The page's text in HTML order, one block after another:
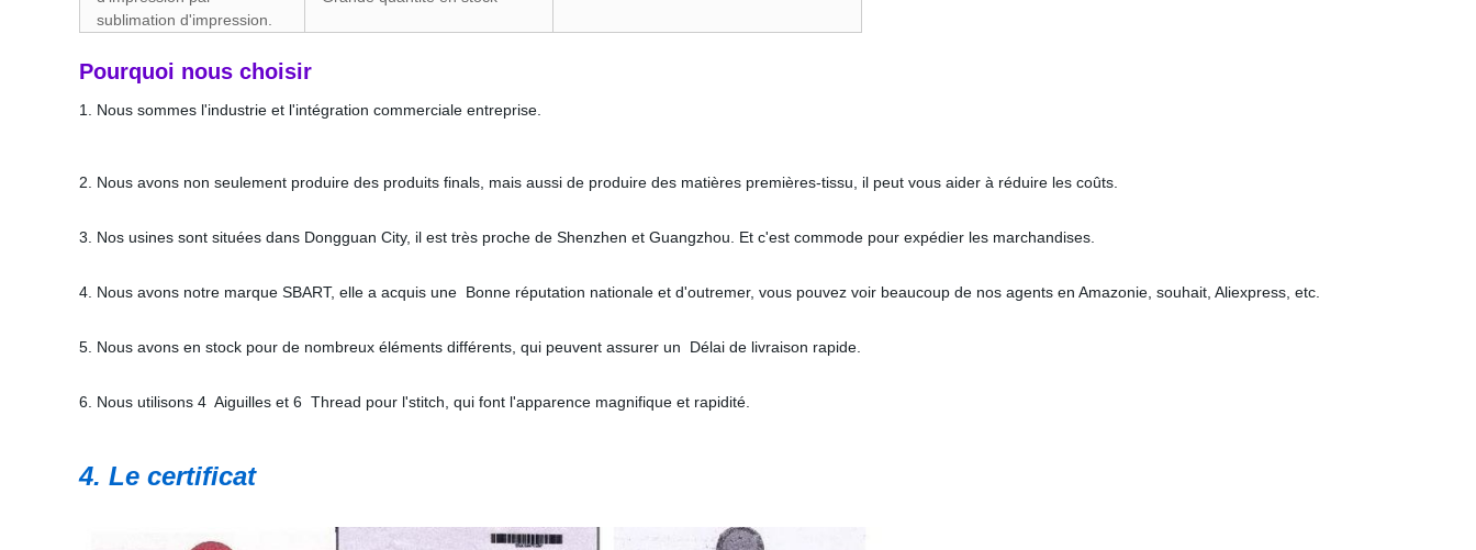
sublimation d'impression.
Pourquoi nous choisir
1. Nous sommes l'industrie et l'intégration commerciale entreprise.
2. Nous avons non seulement produire des produits finals, mais aussi de produire des matières premières-tissu, il peut vous aider à réduire les coûts.
3. Nos usines sont situées dans Dongguan City, il est très proche de Shenzhen et Guangzhou. Et c'est commode pour expédier les marchandises.
4. Nous avons notre marque SBART, elle a acquis une Bonne réputation nationale et d'outremer, vous pouvez voir beaucoup de nos agents en Amazonie, souhait, Aliexpress, etc.
5. Nous avons en stock pour de nombreux éléments différents, qui peuvent assurer un Délai de livraison rapide.
6. Nous utilisons 4 Aiguilles et 6 Thread pour l'stitch, qui font l'apparence magnifique et rapidité.
4. Le certificat